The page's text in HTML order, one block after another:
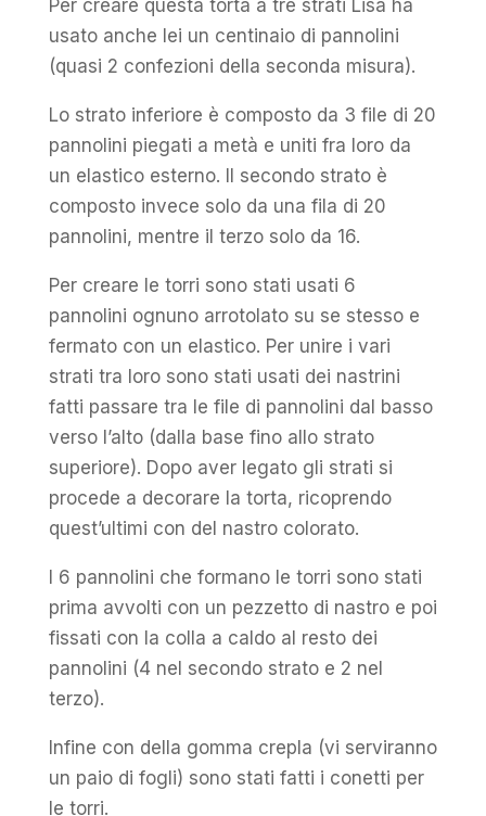
Per creare questa torta a tre strati Lisa ha
usato anche lei un centinaio di pannolini
(quasi 2 confezioni della seconda misura).
Lo strato inferiore è composto da 3 file di 20
pannolini piegati a metà e uniti fra loro da
un elastico esterno. Il secondo strato è
composto invece solo da una fila di 20
pannolini, mentre il terzo solo da 16.
Per creare le torri sono stati usati 6
pannolini ognuno arrotolato su se stesso e
fermato con un elastico. Per unire i vari
strati tra loro sono stati usati dei nastrini
fatti passare tra le file di pannolini dal basso
verso l’alto (dalla base fino allo strato
superiore). Dopo aver legato gli strati si
procede a decorare la torta, ricoprendo
quest’ultimi con del nastro colorato.
I 6 pannolini che formano le torri sono stati
prima avvolti con un pezzetto di nastro e poi
fissati con la colla a caldo al resto dei
pannolini (4 nel secondo strato e 2 nel
terzo).
Infine con della gomma crepla (vi serviranno
un paio di fogli) sono stati fatti i conetti per
le torri.